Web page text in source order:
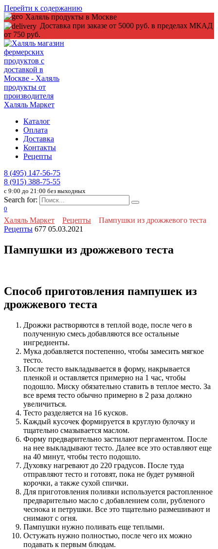
Перейти к содержанию
Халяль продукты в Москве
Доставка при заказе от 5000 руб. в пределах МКАД
от 750 руб.
Каталог
Оплата
Доставка
Контакты
Рецепты
8 (495) 147-56-75
8 (915) 388-75-55
c 9:00 до 21:00 без выходных
Search for:
0
Халяль Маркет Рецепты
Пампушки из дрожжевого теста
Рецепты 677 05.03.2021
Пампушки из дрожжевого теста
Способ приготовления пампушек из
дрожжевого теста
Дрожжи растворяются в теплой воде, после чего в
полученную смесь добавляются все остальные
ингредиенты.
Мука добавляется постепенно, чтобы замесить мягкое
тесто.
После тесто выкладывается в форму, накрывается
пленкой и оставляется примерно на 1 час, чтобы
подошло. Миску обязательно ставить в теплое место. За
все время тесто обычно примерно в 2 раза должно
увеличиться.
Тесто разделяется на 16 кусков.
Каждый кусочек формируется в круглую булочку и
тщательно смазывается маслом.
Форму предварительно застилают пергаментом. После
на нее выкладывают тесто. Далее все это оставляют еще
на 40 минут, чтобы тесто подошло.
Духовку нагревают до 220 градусов. После туда
отправляют тесто и готовят, пока не будет румяной
корочки, а также сухой спички.
Для приготовления поливки используется растопленное
предварительно масло с добавлением соли, рубленого
чеснока и петрушки. Все это тщательно размешивают и
снимают с огня.
Пампушки нужно поливать еще теплыми.
Остужать нужно полностью, после чего их можно
подавать к первым блюдам.